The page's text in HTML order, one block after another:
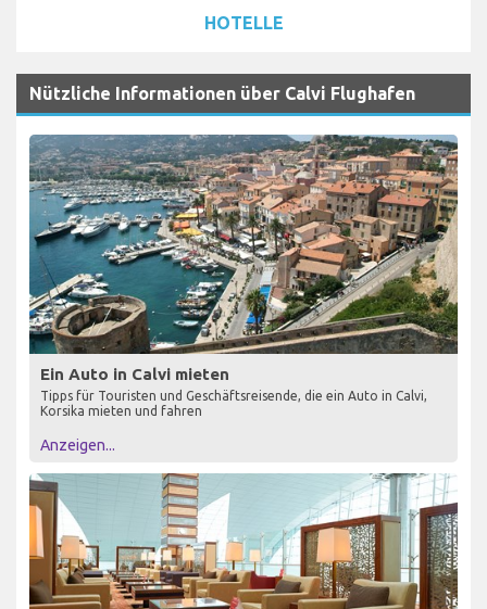
HOTELLE
Nützliche Informationen über Calvi Flughafen
Ein Auto in Calvi mieten
Tipps für Touristen und Geschäftsreisende, die ein Auto in Calvi,
Korsika mieten und fahren
Anzeigen...